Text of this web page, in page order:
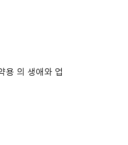
용 의 생애와 업